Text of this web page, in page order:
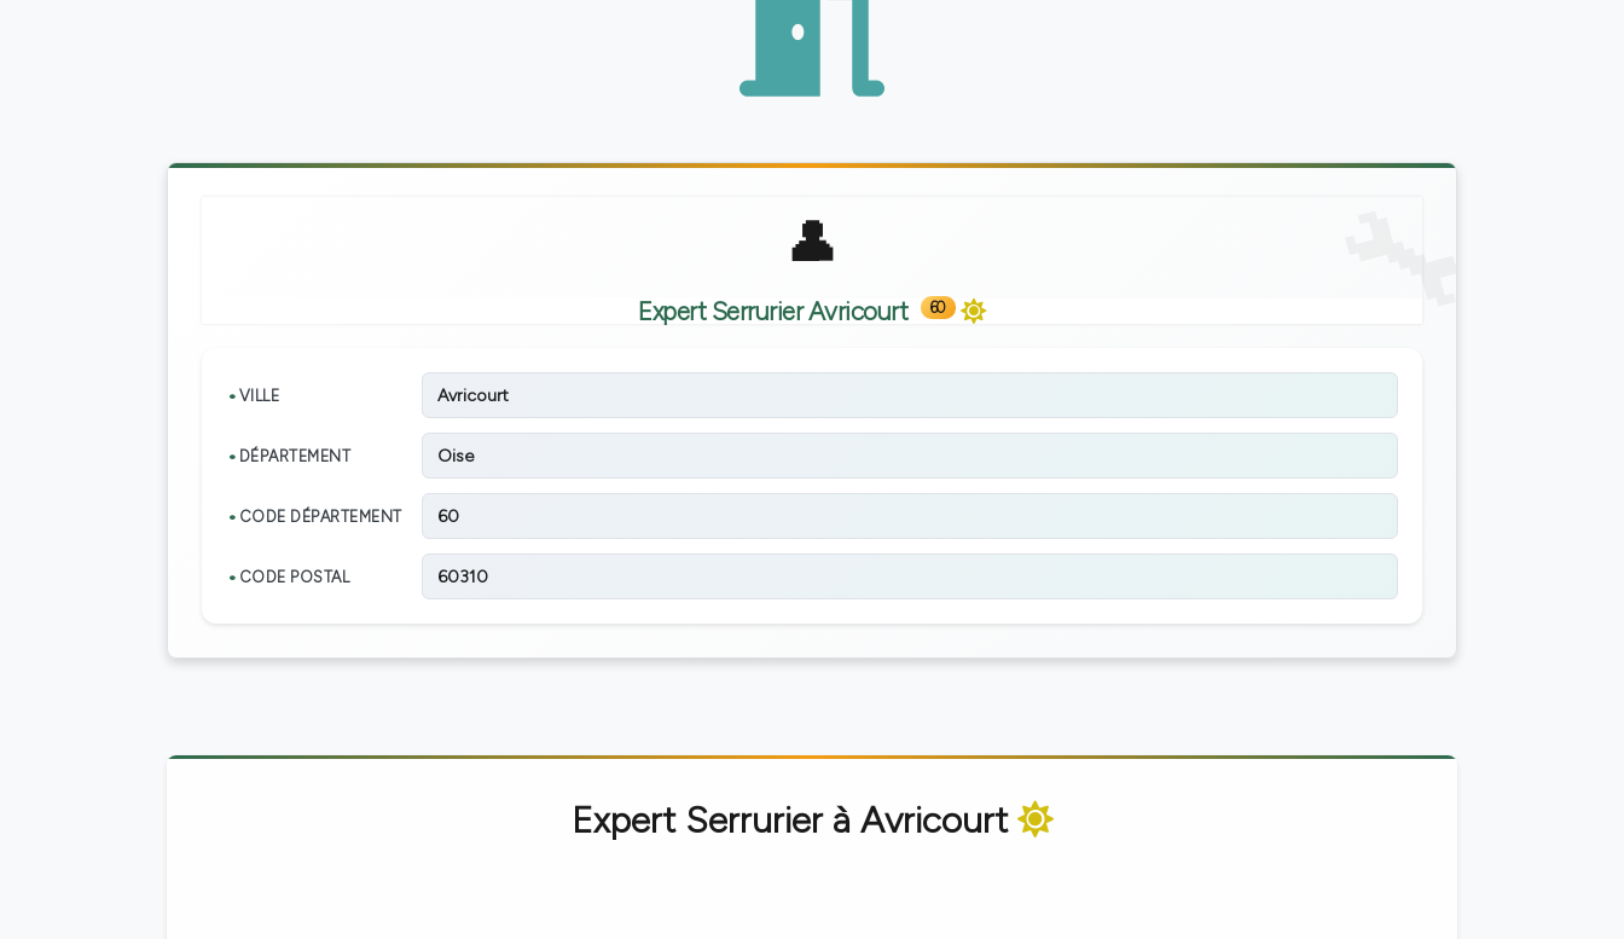
Expert Serrurier Avricourt 60
VILLE Avricourt
DÉPARTEMENT Oise
CODE DÉPARTEMENT 60
CODE POSTAL 60310
Expert Serrurier à Avricourt